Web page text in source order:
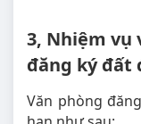
3, Nhiệm vụ
đăng ký đất
Văn phòng